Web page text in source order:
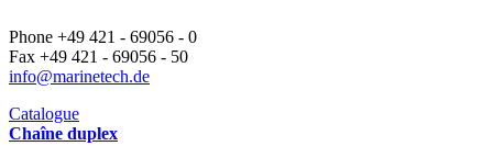
Phone +49 421 - 69056 - 0
Fax +49 421 - 69056 - 50
info@marinetech.de
Catalogue
Chaîne duplex